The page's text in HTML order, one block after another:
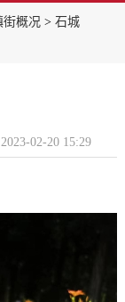
街概况 > 石城
02-20 15:29